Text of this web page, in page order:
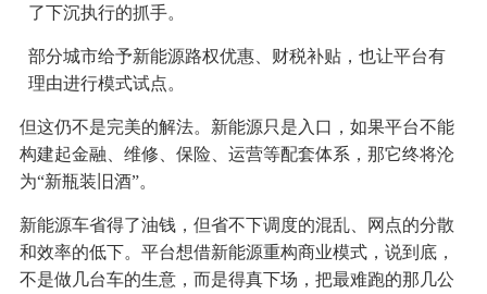
了下沉执行的抓手。
部分城市给予新能源路权优惠、财税补贴，也让平台有
理由进行模式试点。
但这仍不是完美的解法。新能源只是入口，如果平台不能
构建起金融、维修、保险、运营等配套体系，那它终将沦
为“新瓶装旧酒”。
新能源车省得了油钱，但省不下调度的混乱、网点的分散
和效率的低下。平台想借新能源重构商业模式，说到底，
不是做几台车的生意，而是得真下场，把最难跑的那几公